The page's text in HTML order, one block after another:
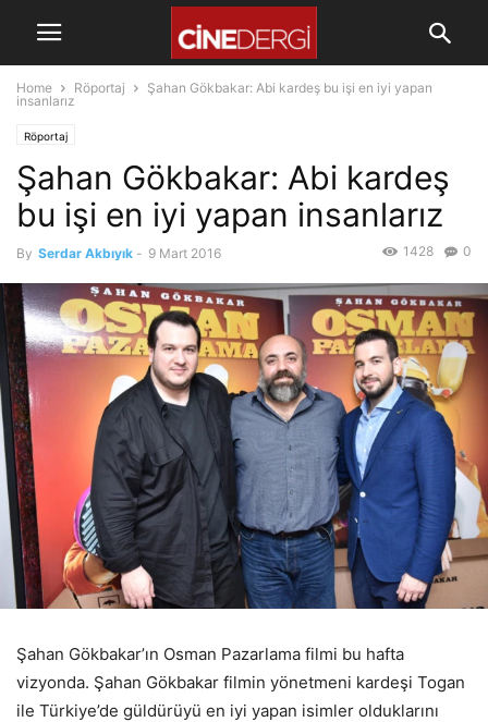
Home Röportaj
Şahan Gökbakar: Abi kardeş bu işi en iyi yapan
insanlarız
Röportaj
Şahan Gökbakar: Abi kardeş
bu işi en iyi yapan insanlarız
By Serdar Akbıyık - 9 Mart 2016 0
1428
Şahan Gökbakar’ın Osman Pazarlama filmi bu hafta
vizyonda. Şahan Gökbakar filmin yönetmeni kardeşi Togan
ile Türkiye’de güldürüyü en iyi yapan isimler olduklarını